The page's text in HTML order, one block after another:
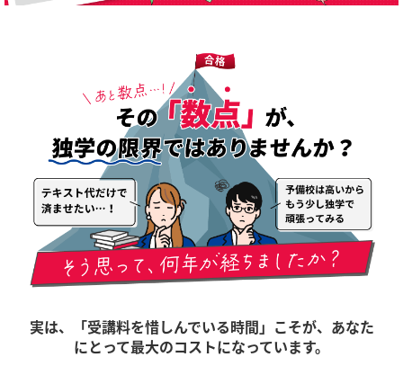
実は、「受講料を惜しんでいる時間」こそが、 あなた
にとって最大のコストになっています。